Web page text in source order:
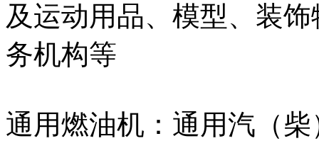
及运动用品、模型、装
务机构等
通用燃油机：通用汽（